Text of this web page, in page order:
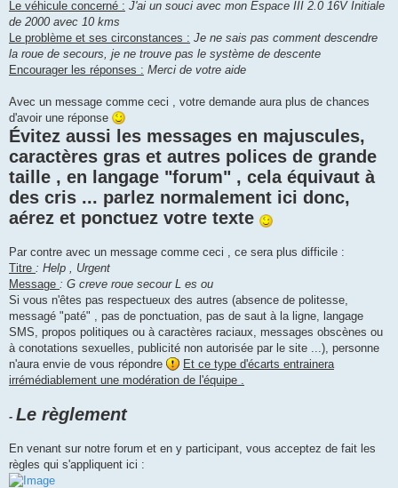
Le véhicule concerné : J'ai un souci avec mon Espace III 2.0 16V Initiale
de 2000 avec 10 kms
Le problème et ses circonstances : Je ne sais pas comment descendre
la roue de secours, je ne trouve pas le système de descente
Encourager les réponses : Merci de votre aide
Avec un message comme ceci , votre demande aura plus de chances
d'avoir une réponse
Évitez aussi les messages en majuscules,
caractères gras et autres polices de grande
taille , en langage "forum" , cela équivaut à
des cris ... parlez normalement ici donc,
aérez et ponctuez votre texte
Par contre avec un message comme ceci , ce sera plus difficile :
Titre : Help , Urgent
Message : G creve roue secour L es ou
Si vous n'êtes pas respectueux des autres (absence de politesse,
messagé "paté" , pas de ponctuation, pas de saut à la ligne, langage
SMS, propos politiques ou à caractères raciaux, messages obscènes ou
à conotations sexuelles, publicité non autorisée par le site ...), personne
n'aura envie de vous répondre
Et ce type d'écarts entrainera
irrémédiablement une modération de l'équipe .
- Le règlement
En venant sur notre forum et en y participant, vous acceptez de fait les
règles qui s'appliquent ici :